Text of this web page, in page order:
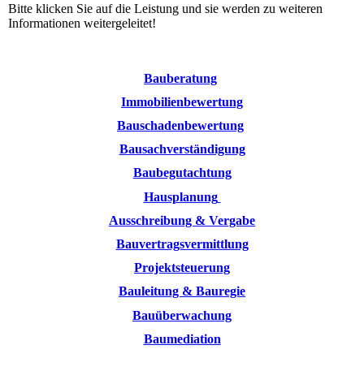
Bitte klicken Sie auf die Leistung und sie werden zu weiteren
Informationen weitergeleitet!
Bauberatung
Immobilienbewertung
Bauschadenbewertung
Bausachverständigung
Baubegutachtung
Hausplanung
Ausschreibung & Vergabe
Bauvertragsvermittlung
Projektsteuerung
Bauleitung & Bauregie
Bauüberwachung
Baumediation